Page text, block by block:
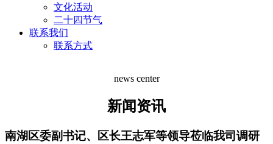
文化活动
二十四节气
联系我们
联系方式
news center
新闻资讯
南湖区委副书记、区长王志军等领导莅临我司调研